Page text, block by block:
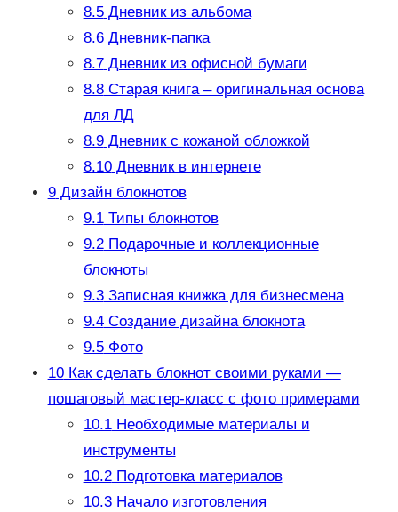
8.5Дневник из альбома
8.6Дневник-папка
8.7Дневник из офисной бумаги
8.8Старая книга – оригинальная основа
для ЛД
8.9Дневник с кожаной обложкой
8.10Дневник в интернете
9Дизайн блокнотов
9.1Типы блокнотов
9.2Подарочные и коллекционные
блокноты
9.3Записная книжка для бизнесмена
9.4Создание дизайна блокнота
9.5Фото
10Как сделать блокнот своими руками —
пошаговый мастер-класс с фото примерами
10.1Необходимые материалы и
инструменты
10.2Подготовка материалов
10.3Начало изготовления